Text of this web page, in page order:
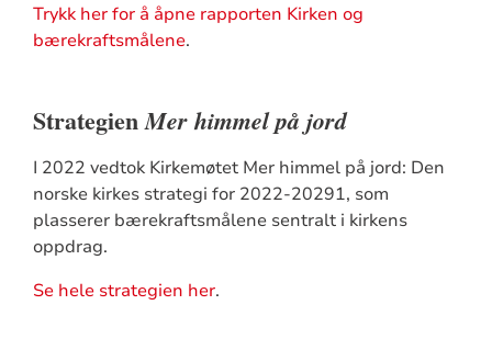
Trykk her for å åpne rapporten Kirken og
bærekraftsmålene.
StrategienMer himmel på jord
I 2022 vedtok Kirkemøtet Mer himmel på jord: Den
norske kirkes strategi for 2022-20291, som
plasserer bærekraftsmålene sentralt i kirkens
oppdrag.
Se hele strategien her.